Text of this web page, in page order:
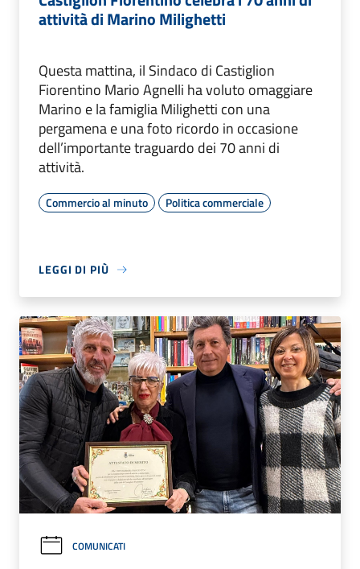
attività di Marino Milighetti
Questa mattina, il Sindaco di Castiglion
Fiorentino Mario Agnelli ha voluto omaggiare
Marino e la famiglia Milighetti con una
pergamena e una foto ricordo in occasione
dell’importante traguardo dei 70 anni di
attività.
Commercio al minuto Politica commerciale
LEGGI DI PIÙ
COMUNICATI